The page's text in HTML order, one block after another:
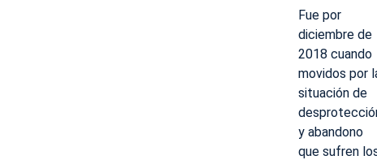
Fue por
diciembre de
2018 cuando
movidos por
situación de
y abandono
que sufren